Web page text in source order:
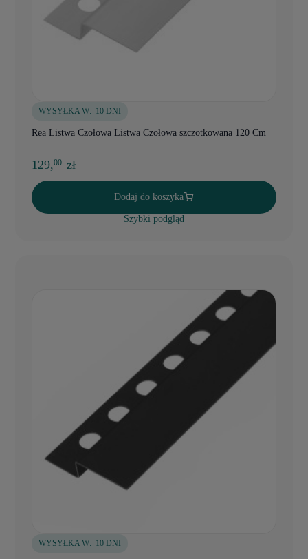
WYSYŁKA W: 10 DNI
Rea Listwa Czołowa Listwa Czołowa szczotkowana 120 Cm
129,00 zł
Dodaj do koszyka
Szybki podgląd
WYSYŁKA W: 10 DNI